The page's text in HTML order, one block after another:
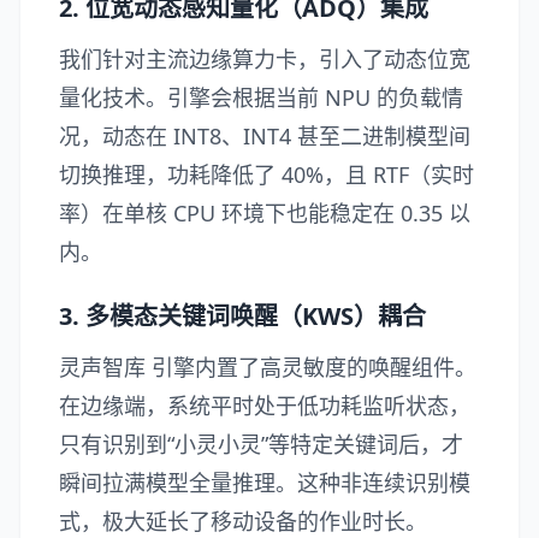
2. 位宽动态感知量化（ADQ）集成
我们针对主流边缘算力卡，引入了动态位宽
量化技术。引擎会根据当前 NPU 的负载情
况，动态在 INT8、INT4 甚至二进制模型间
切换推理，功耗降低了 40%，且 RTF（实时
率）在单核 CPU 环境下也能稳定在 0.35 以
内。
3. 多模态关键词唤醒（KWS）耦合
灵声智库 引擎内置了高灵敏度的唤醒组件。
在边缘端，系统平时处于低功耗监听状态，
只有识别到“小灵小灵”等特定关键词后，才
瞬间拉满模型全量推理。这种非连续识别模
式，极大延长了移动设备的作业时长。